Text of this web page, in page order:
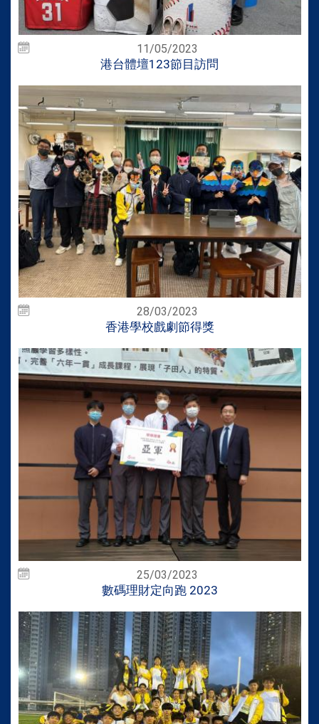
11/05/2023
港台體壇123節目訪問
28/03/2023
香港學校戲劇節得獎
25/03/2023
數碼理財定向跑 2023